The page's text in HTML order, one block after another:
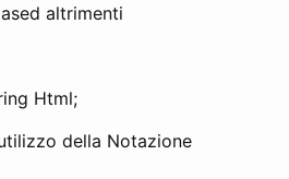
altrimenti
Html;
della Notazione